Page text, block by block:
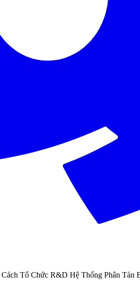
Tổ Chức R&D Hệ Thống Phân Tán